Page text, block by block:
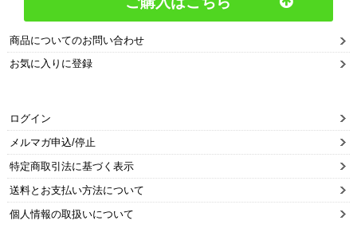
商品についてのお問い合わせ
お気に入りに登録
ログイン
メルマガ申込/停止
特定商取引法に基づく表示
送料とお支払い方法について
個人情報の取扱いについて